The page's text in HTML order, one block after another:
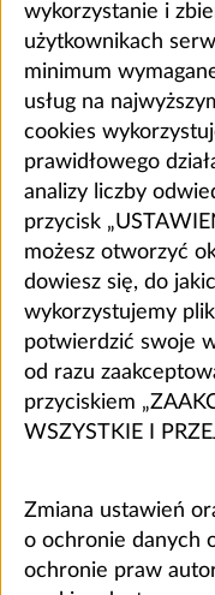
wykorzystanie i
użytkownikach
minimum
usług na
cookies
prawidłowego
analizy liczby
przycisk
możesz otworzyć
dowiesz się, do
wykorzystujemy
potwierdzić swoje
od razu
przyciskiem
WSZYSTKIE I
Zmiana ustawień
o ochronie danych
ochronie praw